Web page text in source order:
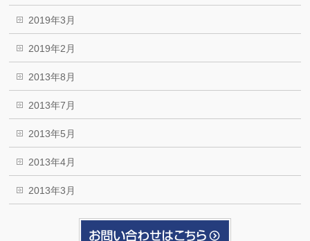
2019年3月
2019年2月
2013年8月
2013年7月
2013年5月
2013年4月
2013年3月